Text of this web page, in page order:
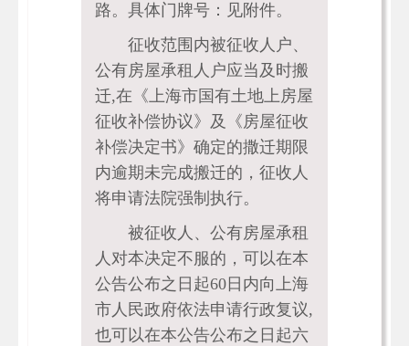
路。具体门牌号：见附件。
征收范围内被征收人户、
公有房屋承租人户应当及时搬
迁,在《上海市国有土地上房屋
征收补偿协议》及《房屋征收
补偿决定书》确定的撒迁期限
内逾期未完成搬迁的，征收人
将申请法院强制执行。
被征收人、公有房屋承租
人对本决定不服的，可以在本
公告公布之日起60日内向上海
市人民政府依法申请行政复议,
也可以在本公告公布之日起六